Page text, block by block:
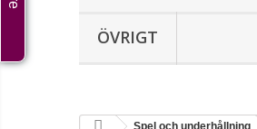
ÖVRIGT
Spel och underhållning